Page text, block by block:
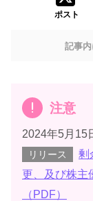
ポスト
記事
注意
2024年5月15
リリース
剰
更、及び株主
（PDF）